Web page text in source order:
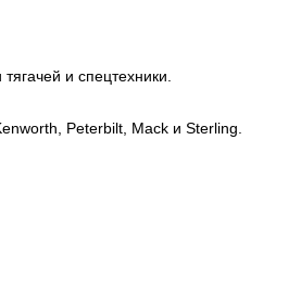
и спецтехники.
Peterbilt, Mack и Sterling.